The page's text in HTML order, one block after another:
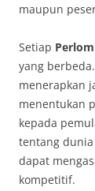
maupun
Setiap
yang
menerapkan
menentukan
kepada
tentang
dapat
kompetitif.